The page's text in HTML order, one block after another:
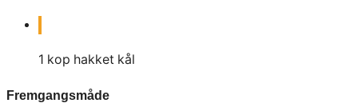
1 kop hakket kål
Fremgangsmåde